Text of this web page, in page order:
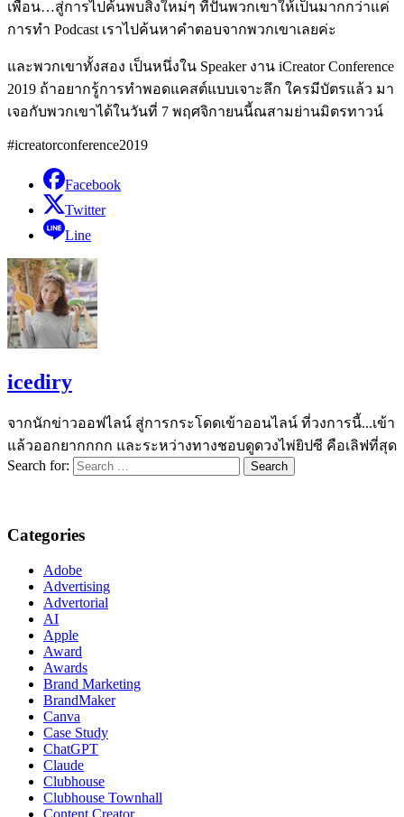
เพื่อน…สู่การไปค้นพบสิ่งใหม่ๆ ที่ปั้นพวกเขาให้เป็นมากกว่าแค่
การทำ Podcast เราไปค้นหาคำตอบจากพวกเขาเลยค่ะ
และพวกเขาทั้งสอง เป็นหนึ่งใน Speaker งาน iCreator Conference
2019 ถ้าอยากรู้การทำพอดแคสต์แบบเจาะลึก ใครมีบัตรแล้ว มา
เจอกับพวกเขาได้ในวันที่ 7 พฤศจิกายนนี้ณสามย่านมิตรทาวน์
#icreatorconference2019
Facebook
Twitter
Line
icediry
จากนักข่าวออฟไลน์ สู่การกระโดดเข้าออนไลน์ ที่วงการนี้...เข้า
แล้วออกยากกกก และระหว่างทางชอบดูดวงไพ่ยิปซี คือเลิฟที่สุด
Search for:
Categories
Adobe
Advertising
Advertorial
AI
Apple
Award
Awards
Brand Marketing
BrandMaker
Canva
Case Study
ChatGPT
Claude
Clubhouse
Clubhouse Townhall
Content Creator